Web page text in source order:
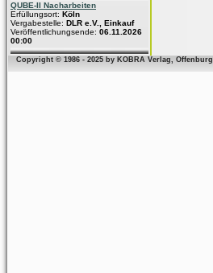
QUBE-II Nacharbeiten
Erfüllungsort: Köln
Vergabestelle: DLR e.V., Einkauf
Veröffentlichungsende: 06.11.2026
00:00
Copyright © 1986 - 2025 by KOBRA Verlag, Offenburg